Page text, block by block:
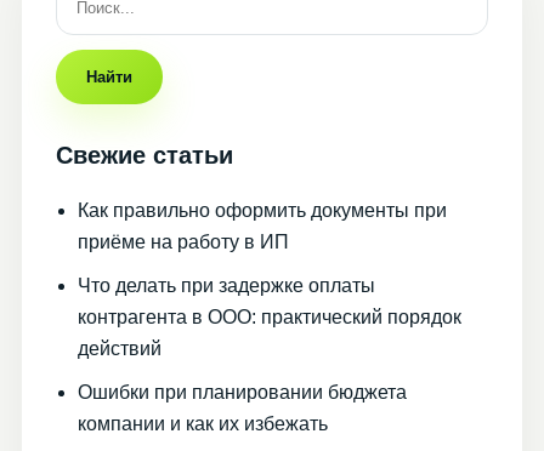
Найти
Свежие статьи
Как правильно оформить документы при
приёме на работу в ИП
Что делать при задержке оплаты
контрагента в ООО: практический порядок
действий
Ошибки при планировании бюджета
компании и как их избежать